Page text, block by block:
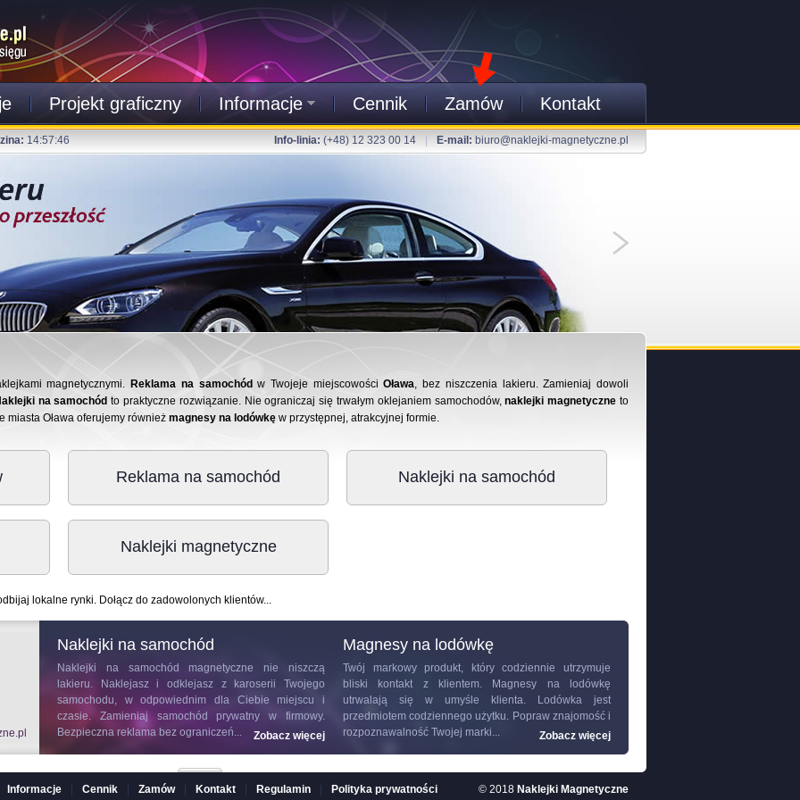
Projekt graficzny Informacje Cennik Zamów Kontakt
14:57:46 Info-linia: (+48) 12 323 00 14 E-mail: biuro@naklejki-magnetyczne.pl
magnetycznymi. Reklama na samochód w Twojeje miejscowościOława, bez niszczenia lakieru. Zamieniaj dowoli
na samochód to praktyczne rozwiązanie. Nie ograniczaj się trwałym oklejaniem samochodów,naklejki magnetyczne to
miasta Oława oferujemy również magnesy na lodówkę w przystępnej, atrakcyjnej formie.
Reklama na samochód Naklejki na samochód
Naklejki magnetyczne
lokalne rynki. Dołącz do zadowolonych klientów...
i
do
więcej
Naklejki na samochód
Naklejki na samochód
magnetyczne nie niszczą
lakieru. Naklejasz i odklejasz z karoserii Twojego
samochodu, w odpowiednim dla Ciebie miejscu i
czasie. Zamieniaj samochód prywatny w firmowy.
Bezpieczna reklama bez ograniczeń...
Zobacz więcej
Magnesy na lodówkę
Twój markowy produkt, który codziennie utrzymuje
bliski kontakt z klientem.
Magnesy na lodówkę
utrwalają się w umyśle klienta. Lodówka jest
przedmiotem codziennego użytku. Popraw znajomość i
rozpoznawalność Twojej marki...
Zobacz więcej
Informacje Cennik Zamów Kontakt Regulamin Polityka prywatności © 2018 Naklejki Magnetyczne